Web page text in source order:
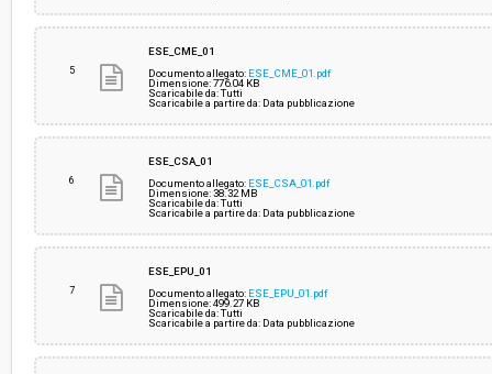
5
ESE_CME_01
Documento allegato: ESE_CME_01.pdf
Dimensione: 776.04 KB
Scaricabile da: Tutti
Scaricabile a partire da: Data pubblicazione
6
ESE_CSA_01
Documento allegato: ESE_CSA_01.pdf
Dimensione: 38.32 MB
Scaricabile da: Tutti
Scaricabile a partire da: Data pubblicazione
7
ESE_EPU_01
Documento allegato: ESE_EPU_01.pdf
Dimensione: 499.27 KB
Scaricabile da: Tutti
Scaricabile a partire da: Data pubblicazione